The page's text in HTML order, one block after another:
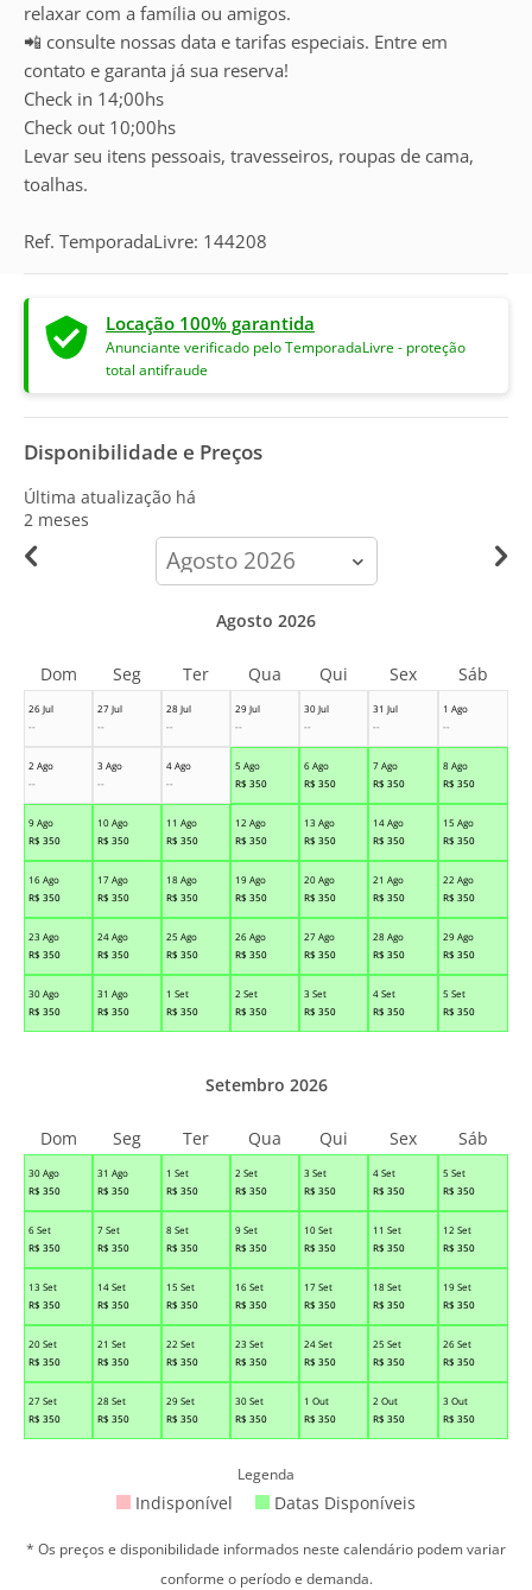
relaxar com a família ou amigos.
📲 consulte nossas data e tarifas especiais. Entre em
contato e garanta já sua reserva!
Check in 14;00hs
Check out 10;00hs
Levar seu itens pessoais, travesseiros, roupas de cama,
toalhas.
Ref. TemporadaLivre: 144208
Locação 100% garantida
Anunciante verificado pelo TemporadaLivre - proteção
total antifraude
Disponibilidade e Preços
Última atualização há
2 meses
calendar-
month
26 Jul
--
27 Jul
--
28 Jul
--
29 Jul
--
30 Jul
--
31 Jul
--
1 Ago
--
2 Ago
--
3 Ago
--
4 Ago
--
5 Ago
R$ 350
6 Ago
R$ 350
7 Ago
R$ 350
8 Ago
R$ 350
9 Ago
R$ 350
10 Ago
R$ 350
11 Ago
R$ 350
12 Ago
R$ 350
13 Ago
R$ 350
14 Ago
R$ 350
15 Ago
R$ 350
16 Ago
R$ 350
17 Ago
R$ 350
18 Ago
R$ 350
19 Ago
R$ 350
20 Ago
R$ 350
21 Ago
R$ 350
22 Ago
R$ 350
23 Ago
R$ 350
24 Ago
R$ 350
25 Ago
R$ 350
26 Ago
R$ 350
27 Ago
R$ 350
28 Ago
R$ 350
29 Ago
R$ 350
30 Ago
R$ 350
31 Ago
R$ 350
1 Set
R$ 350
2 Set
R$ 350
3 Set
R$ 350
4 Set
R$ 350
5 Set
R$ 350
Agosto 2026
Dom Seg Ter Qua Qui Sex Sáb
30 Ago
R$ 350
31 Ago
R$ 350
1 Set
R$ 350
2 Set
R$ 350
3 Set
R$ 350
4 Set
R$ 350
5 Set
R$ 350
6 Set
R$ 350
7 Set
R$ 350
8 Set
R$ 350
9 Set
R$ 350
10 Set
R$ 350
11 Set
R$ 350
12 Set
R$ 350
13 Set
R$ 350
14 Set
R$ 350
15 Set
R$ 350
16 Set
R$ 350
17 Set
R$ 350
18 Set
R$ 350
19 Set
R$ 350
20 Set
R$ 350
21 Set
R$ 350
22 Set
R$ 350
23 Set
R$ 350
24 Set
R$ 350
25 Set
R$ 350
26 Set
R$ 350
27 Set
R$ 350
28 Set
R$ 350
29 Set
R$ 350
30 Set
R$ 350
1 Out
R$ 350
2 Out
R$ 350
3 Out
R$ 350
Setembro 2026
Dom Seg Ter Qua Qui Sex Sáb
Legenda
Indisponível Datas Disponíveis
* Os preços e disponibilidade informados neste calendário podem variar
conforme o período e demanda.